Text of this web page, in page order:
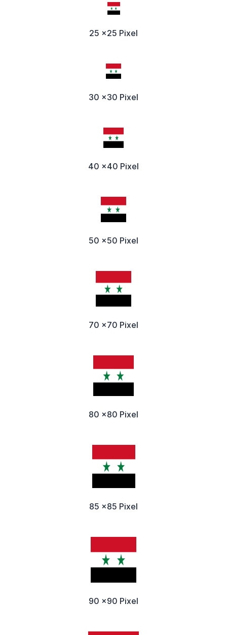
25 x25 Pixel
30 x30 Pixel
40 x40 Pixel
50 x50 Pixel
70 x70 Pixel
80 x80 Pixel
85 x85 Pixel
90 x90 Pixel